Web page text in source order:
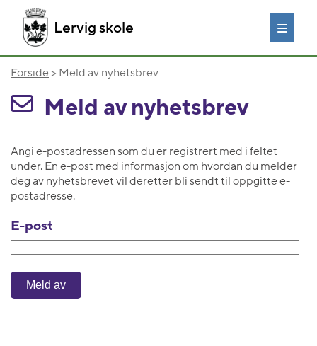
Lervig skole
Forside > Meld av nyhetsbrev
Meld av nyhetsbrev
Angi e-postadressen som du er registrert med i feltet
under. En e-post med informasjon om hvordan du melder
deg av nyhetsbrevet vil deretter bli sendt til oppgitte e-
postadresse.
E-post